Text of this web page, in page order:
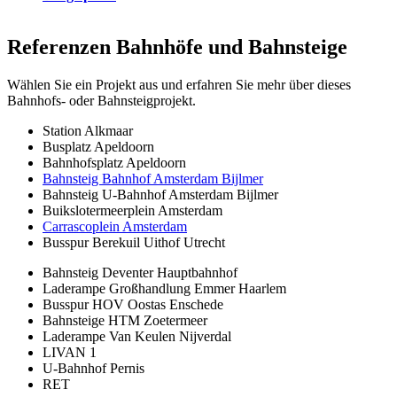
Referenzen Bahnhöfe und Bahnsteige
Wählen Sie ein Projekt aus und erfahren Sie mehr über dieses
Bahnhofs- oder Bahnsteigprojekt.
Station Alkmaar
Busplatz Apeldoorn
Bahnhofsplatz Apeldoorn
Bahnsteig Bahnhof Amsterdam Bijlmer
Bahnsteig U-Bahnhof Amsterdam Bijlmer
Buikslotermeerplein Amsterdam
Carrascoplein Amsterdam
Busspur Berekuil Uithof Utrecht
Bahnsteig Deventer Hauptbahnhof
Laderampe Großhandlung Emmer Haarlem
Busspur HOV Oostas Enschede
Bahnsteige HTM Zoetermeer
Laderampe Van Keulen Nijverdal
LIVAN 1
U-Bahnhof Pernis
RET